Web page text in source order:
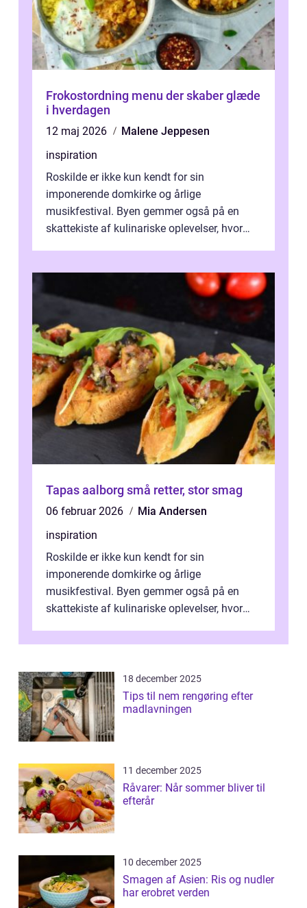
Frokostordning menu der skaber glæde
i hverdagen
12 maj 2026
Malene Jeppesen
inspiration
Roskilde er ikke kun kendt for sin
imponerende domkirke og årlige
musikfestival. Byen gemmer også på en
skattekiste af kulinariske oplevelser, hvor
Tapas aalborg små retter, stor smag
06 februar 2026
Mia Andersen
inspiration
Roskilde er ikke kun kendt for sin
imponerende domkirke og årlige
musikfestival. Byen gemmer også på en
skattekiste af kulinariske oplevelser, hvor
18 december 2025
Tips til nem rengøring efter
madlavningen
11 december 2025
Råvarer: Når sommer bliver til
efterår
10 december 2025
Smagen af Asien: Ris og nudler
har erobret verden